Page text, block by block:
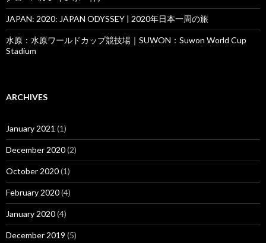
JAPAN: 2020: JAPAN ODYSSEY | 2020年日本一周の旅
水原：水原ワールドカップ競技場｜SUWON：Suwon World Cup
Stadium
ARCHIVES
January 2021 (1)
December 2020(2)
October 2020(1)
February 2020(4)
January 2020(4)
December 2019 (5)